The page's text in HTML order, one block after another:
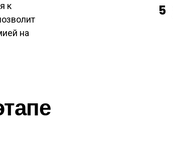
к
на